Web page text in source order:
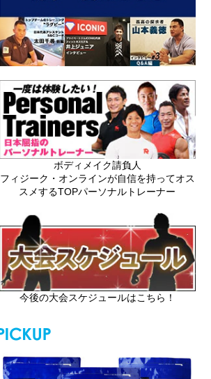
ボディメイク請負人
フィジーク・オンラインが自信を持ってオス
スメするTOPパーソナルトレーナー
今後の大会スケジュールはこちら！